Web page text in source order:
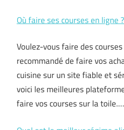
Où faire ses courses en ligne ?
Voulez-vous faire des
recommandé de faire vos
cuisine sur un site fiable et
voici les meilleures
faire vos courses sur la toile.…